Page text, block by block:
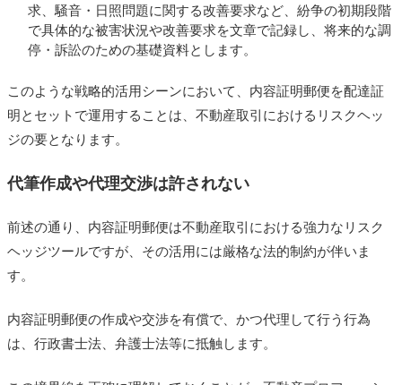
求、騒音・日照問題に関する改善要求など、紛争の初期段階
で具体的な被害状況や改善要求を文章で記録し、将来的な調
停・訴訟のための基礎資料とします。
このような戦略的活用シーンにおいて、内容証明郵便を配達証
明とセットで運用することは、不動産取引におけるリスクヘッ
ジの要となります。
代筆作成や代理交渉は許されない
前述の通り、内容証明郵便は不動産取引における強力なリスク
ヘッジツールですが、その活用には厳格な法的制約が伴いま
す。
内容証明郵便の作成や交渉を有償で、かつ代理して行う行為
は、行政書士法、弁護士法等に抵触します。